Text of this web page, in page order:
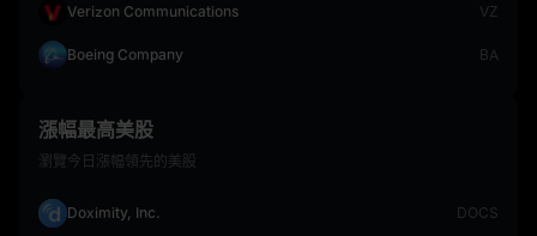
Verizon Communications VZ
Boeing Company BA
漲幅最高美股
瀏覽今日漲幅領先的美股
Doximity, Inc. DOCS